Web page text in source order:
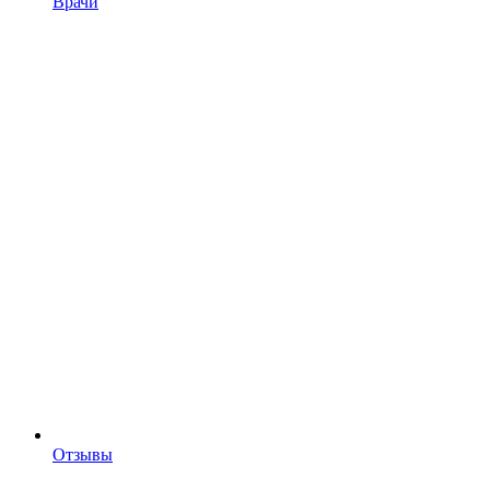
Отзывы